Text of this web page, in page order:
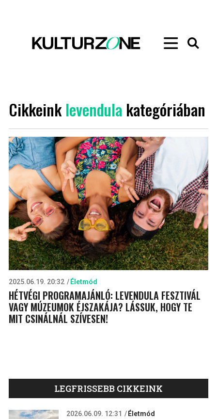
Cikkeinklevendula kategóriában
2025.06.19. 20:32 Életmód
HÉTVÉGI PROGRAMAJÁNLÓ: LEVENDULA FESZTIVÁL
VAGY MÚZEUMOK ÉJSZAKÁJA? LÁSSUK, HOGY TE
MIT CSINÁLNÁL SZÍVESEN!
LEGFRISSEBB CIKKEINK
2026.06.09. 12:31 Életmód